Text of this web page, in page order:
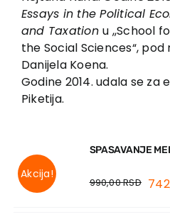
Essays in the Political
and Taxationu ,,School
the Social Sciences“,
Danijela Koena.
Godine 2014. udala se za
Piketija.
Akcija!
SPASAVANJE
990,00RSD